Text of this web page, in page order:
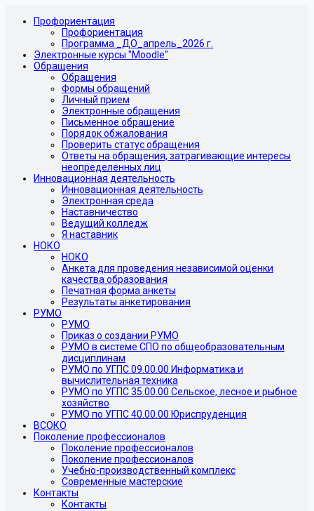
Профориентация
Профориентация
Программа _ДО_апрель_2026 г.
Электронные курсы "Moodle"
Обращения
Обращения
Формы обращений
Личный прием
Электронные обращения
Письменное обращение
Порядок обжалования
Проверить статус обращения
Ответы на обращения, затрагивающие интересы
неопределенных лиц
Инновационная деятельность
Инновационная деятельность
Электронная среда
Наставничество
Ведущий колледж
Я наставник
НОКО
НОКО
Анкета для проведения независимой оценки
качества образования
Печатная форма анкеты
Результаты анкетирования
РУМО
РУМО
Приказ о создании РУМО
РУМО в системе СПО по общеобразовательным
дисциплинам
РУМО по УГПС 09.00.00 Информатика и
вычислительная техника
РУМО по УГПС 35.00.00 Сельское, лесное и рыбное
хозяйство
РУМО по УГПС 40.00.00 Юриспруденция
ВСОКО
Поколение профессионалов
Поколение профессионалов
Поколение профессионалов
Учебно-производственный комплекс
Современные мастерские
Контакты
Контакты